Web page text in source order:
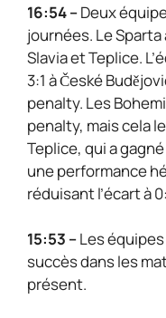
16:54 –Deux
journées. Le
Slavia et Teplice.
3:1 à České
penalty. Les
penalty, mais cela
Teplice, qui a
une performance
réduisant l’écart à
15:53 –Les
succès dans les
présent.